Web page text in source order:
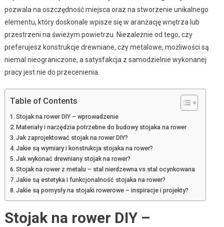
pozwala na oszczędność miejsca oraz na stworzenie unikalnego
elementu, który doskonale wpisze się w aranżację wnętrza lub
przestrzeni na świeżym powietrzu. Niezależnie od tego, czy
preferujesz konstrukcje drewniane, czy metalowe, możliwości są
niemal nieograniczone, a satysfakcja z samodzielnie wykonanej
pracy jest nie do przecenienia.
Table of Contents
Stojak na rower DIY – wprowadzenie
Materiały i narzędzia potrzebne do budowy stojaka na rower
Jak zaprojektować stojak na rower DIY?
Jakie są wymiary i konstrukcja stojaka na rower?
Jak wykonać drewniany stojak na rower?
Stojak na rower z metalu – stal nierdzewna vs stal ocynkowana
Jakie są estetyka i funkcjonalność stojaka na rower?
Jakie są pomysły na stojaki rowerowe – inspiracje i projekty?
Stojak na rower DIY –